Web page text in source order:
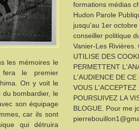
les mémoires le
le premier
On y voit le
du bombardier, le
son équipage
car ils sont
qui détruira
formations médias
Hudon Parole
jusqu'au 1er octobre
conseiller politique
Vanier-Les Rivières.
UTILISE DES
PERMETTENT
L'AUDIENCE DE CE
VOUS L'ACCEPTEZ
POURSUIVEZ LA
BLOGUE. Pour me